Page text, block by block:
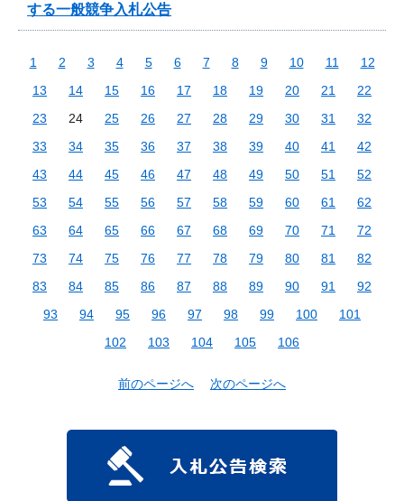
する一般競争入札公告
1 2 3 4 5 6 7 8 9 10 11
12
13
14 15 16 17 18 19 20 21
22
23
24 25 26 27 28 29 30 31
32
33
34 35 36 37 38 39 40 41
42
43
44 45 46 47 48 49 50 51
52
53
54 55 56 57 58 59 60 61
62
63
64 65 66 67 68 69 70 71
72
73
74 75 76 77 78 79 80 81
82
83
84 85 86 87 88 89 90 91
92
93
94 95 96 97 98 99 100
101
102
103 104 105 106
前のページへ 次のページへ